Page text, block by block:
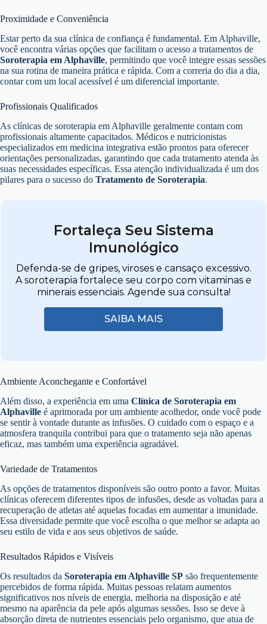
Proximidade e Conveniência
Estar perto da sua clínica de confiança é fundamental. Em Alphaville,
você encontra várias opções que facilitam o acesso a tratamentos de
Soroterapia em Alphaville, permitindo que você integre essas sessões
na sua rotina de maneira prática e rápida. Com a correria do dia a dia,
contar com um local acessível é um diferencial importante.
Profissionais Qualificados
As clínicas de soroterapia em Alphaville geralmente contam com
profissionais altamente capacitados. Médicos e nutricionistas
especializados em medicina integrativa estão prontos para oferecer
orientações personalizadas, garantindo que cada tratamento atenda às
suas necessidades específicas. Essa atenção individualizada é um dos
pilares para o sucesso do Tratamento de Soroterapia.
Fortaleça Seu Sistema
Imunológico
Defenda-se de gripes, viroses e cansaço excessivo.
A soroterapia fortalece seu corpo com vitaminas e
minerais essenciais. Agende sua consulta!
SAIBA MAIS
Ambiente Aconchegante e Confortável
Além disso, a experiência em uma Clínica de Soroterapia em
Alphaville é aprimorada por um ambiente acolhedor, onde você pode
se sentir à vontade durante as infusões. O cuidado com o espaço e a
atmosfera tranquila contribui para que o tratamento seja não apenas
eficaz, mas também uma experiência agradável.
Variedade de Tratamentos
As opções de tratamentos disponíveis são outro ponto a favor. Muitas
clínicas oferecem diferentes tipos de infusões, desde as voltadas para a
recuperação de atletas até aquelas focadas em aumentar a imunidade.
Essa diversidade permite que você escolha o que melhor se adapta ao
seu estilo de vida e aos seus objetivos de saúde.
Resultados Rápidos e Visíveis
Os resultados da Soroterapia em Alphaville SP são frequentemente
percebidos de forma rápida. Muitas pessoas relatam aumentos
significativos nos níveis de energia, melhoria na disposição e até
mesmo na aparência da pele após algumas sessões. Isso se deve à
absorção direta de nutrientes essenciais pelo organismo, que atua de